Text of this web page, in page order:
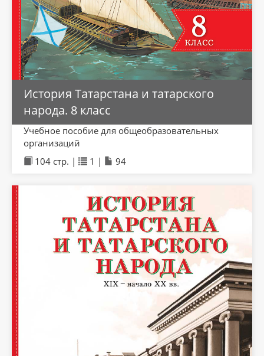
История Татарстана и татарского
народа. 8 класс
Учебное пособие для общеобразовательных
организаций
104 стр. |
1 | 94